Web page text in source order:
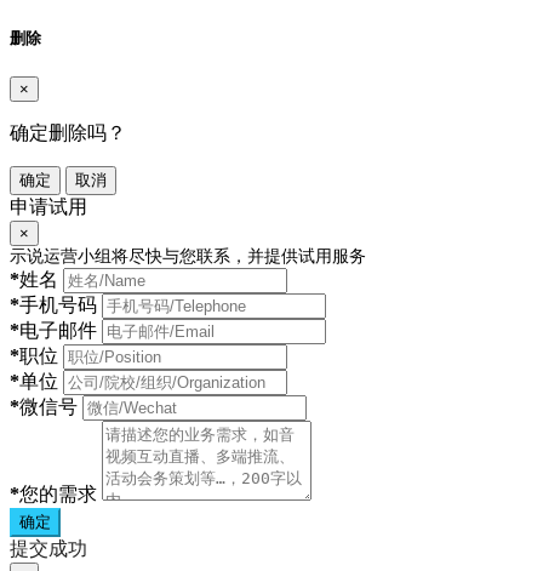
删除
×
确定删除吗？
确定 取消
申请试用
×
示说运营小组将尽快与您联系，并提供试用服务
*姓名
*手机号码
*电子邮件
*职位
*单位
*微信号
*您的需求
确定
提交成功